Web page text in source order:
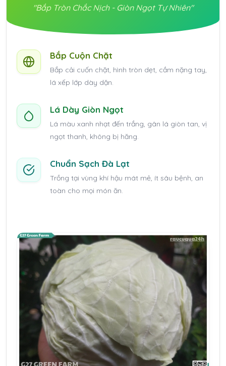
"Bắp Tròn Chắc Nịch - Giòn Ngọt Tự Nhiên"
Bắp Cuộn Chặt
Bắp cải cuốn chặt, hình tròn dẹt, cầm nặng tay,
lá xếp lớp dày dặn.
Lá Dày Giòn Ngọt
Lá màu xanh nhạt đến trắng, gân lá giòn tan, vị
ngọt thanh, không bị hăng.
Chuẩn Sạch Đà Lạt
Trồng tại vùng khí hậu mát mẻ, ít sâu bệnh, an
toàn cho mọi món ăn.